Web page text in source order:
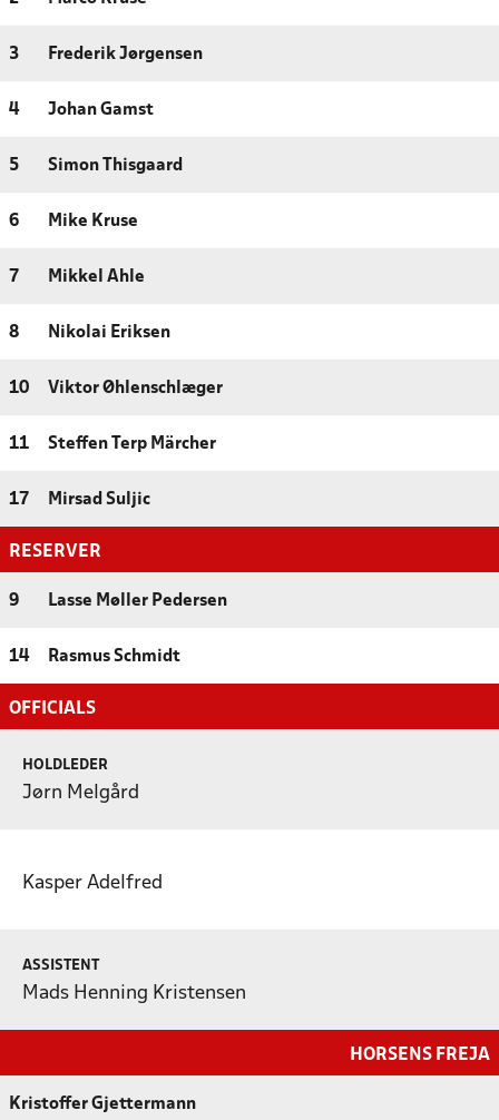
3 Frederik Jørgensen
4 Johan Gamst
5 Simon Thisgaard
6 Mike Kruse
7 Mikkel Ahle
8 Nikolai Eriksen
10 Viktor Øhlenschlæger
11 Steffen Terp Märcher
17 Mirsad Suljic
RESERVER
9 Lasse Møller Pedersen
14 Rasmus Schmidt
OFFICIALS
HOLDLEDER
Jørn Melgård
Kasper Adelfred
ASSISTENT
Mads Henning Kristensen
HORSENS FREJA
Kristoffer Gjettermann